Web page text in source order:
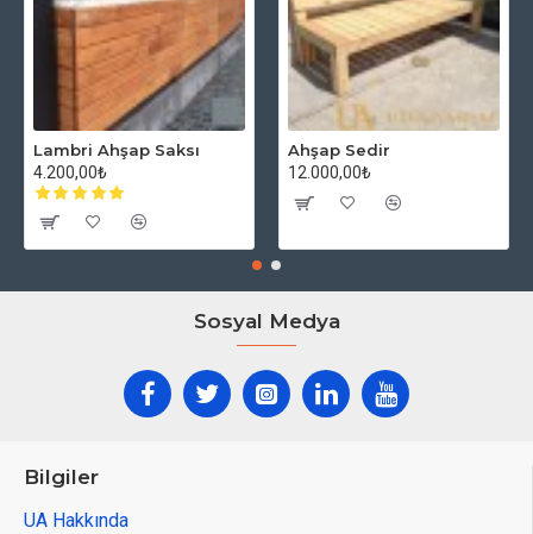
Lambri Ahşap Saksı
4.200,00₺
Ahşap Sedir
12.000,00₺
Sosyal Medya
Bilgiler
UA Hakkında